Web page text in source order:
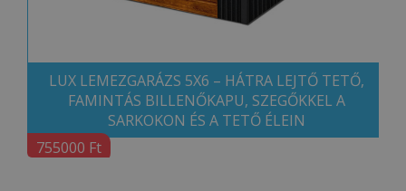
LUX LEMEZGARÁZS 5X6 – HÁTRA LEJTŐ TETŐ,
FAMINTÁS BILLENŐKAPU, SZEGŐKKEL A
SARKOKON ÉS A TETŐ ÉLEIN
755000 Ft